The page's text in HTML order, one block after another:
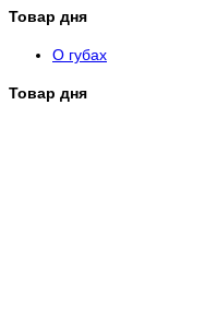
Товар дня
О губах
Товар дня